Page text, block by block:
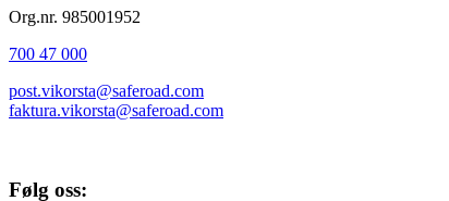
Org.nr. 985001952
700 47 000
post.vikorsta@saferoad.com
faktura.vikorsta@saferoad.com
Følg oss: